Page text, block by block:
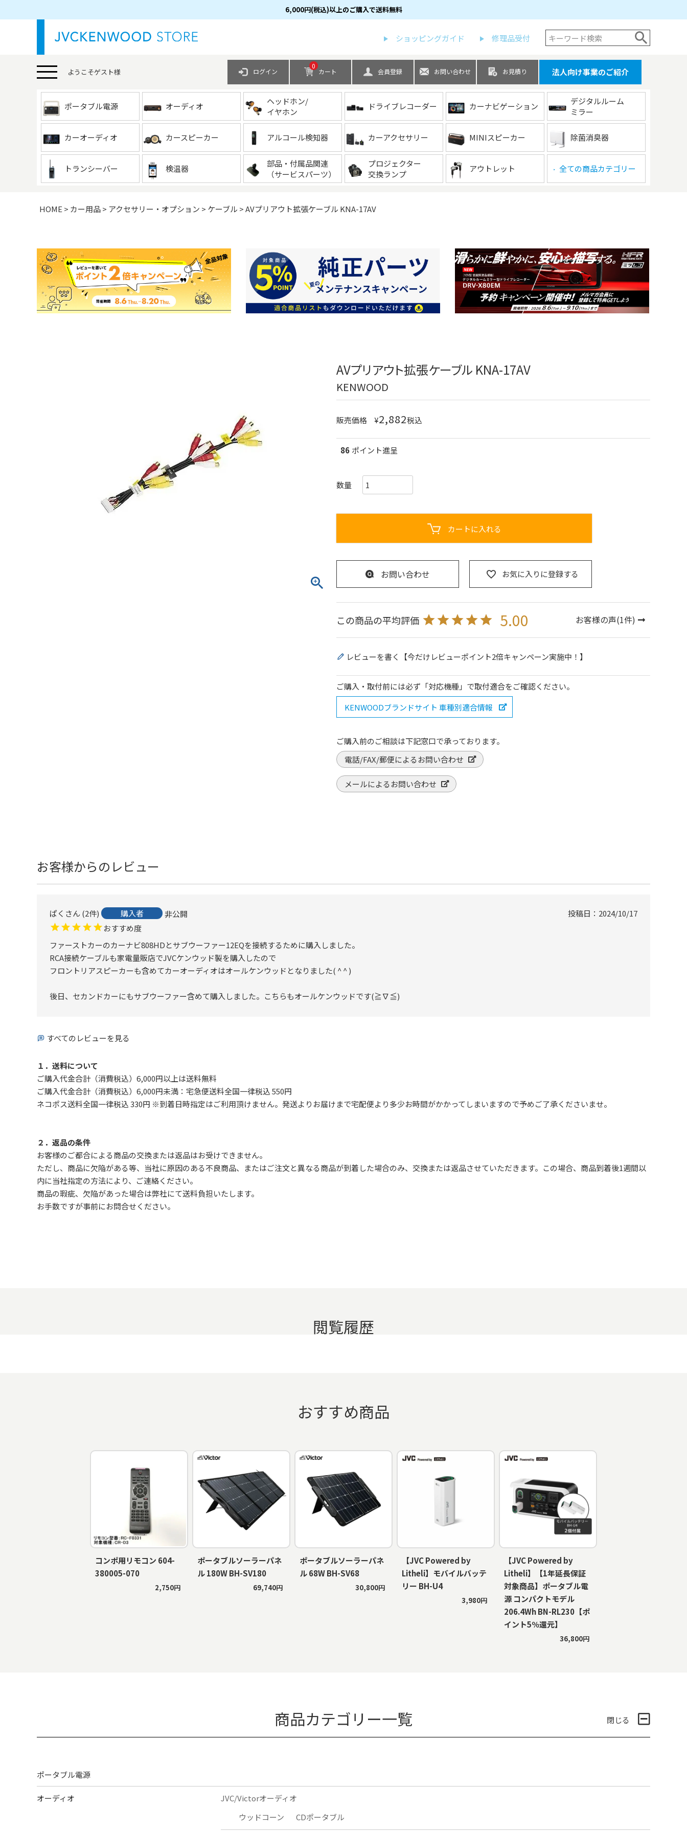
6,000円(税込)以上のご購入で送料無料
ショッピングガイド 修理品受付
検索
ようこそゲスト様 ログイン
0
カート 会員登録 お問い合わせ お見積り 法人向け事業のご紹介
ポータブル電源 オーディオ
ヘッドホン/
イヤホン
ドライブレコーダー カーナビゲーション
デジタルルーム
ミラー
カーオーディオ カースピーカー アルコール検知器 カーアクセサリー MINIスピーカー 除菌消臭器
トランシーバー 検温器
部品・付属品関連
（サービスパーツ）
プロジェクター
交換ランプ
アウトレット ▶ 全ての商品カテゴリー
HOME カー用品 アクセサリー・オプション ケーブル AVプリアウト拡張ケーブル KNA-17AV
AVプリアウト拡張ケーブル KNA-17AV
KENWOOD
販売価格 ¥2,882税込
86 ポイント進呈
お気に入りに登録する
カートに入れる
お問い合わせ
5.00 お客様の声(1件)
レビューを書く【今だけレビューポイント2倍キャンペーン実施中！】
ご購入・取付前には必ず「対応機種」で取付適合をご確認ください。
KENWOODブランドサイト 車種別適合情報
ご購入前のご相談は下記窓口で承っております。
電話/FAX/郵便によるお問い合わせ
メールによるお問い合わせ
お客様からのレビュー
ぱく 2件 購入者 非公開 投稿日
2024/10/17
おすすめ度
ファーストカーのカーナビ808HDとサブウーファー12EQを接続するために購入しました。
RCA接続ケーブルも家電量販店でJVCケンウッド製を購入したので
フロントリアスピーカーも含めてカーオーディオはオールケンウッドとなりました( ^ ^ )
後日、セカンドカーにもサブウーファー含めて購入しました。こちらもオールケンウッドです(≧∇≦)
すべてのレビューを見る
１．送料について
ご購入代金合計（消費税込）6,000円以上は送料無料
ご購入代金合計（消費税込）6,000円未満：宅急便送料全国一律税込 550円
ネコポス送料全国一律税込 330円 ※到着日時指定はご利用頂けません。発送よりお届けまで宅配便より多少お時間がかかってしまいますので予めご了承くださいませ。
２．返品の条件
お客様のご都合による商品の交換または返品はお受けできません。
ただし、 商品に欠陥がある等、当社に原因のある不良商品、またはご注文と異なる商品が到着した場合のみ、交換または返品させていただきます。この場合、商品到着後1週間以
内に当社指定の方法により、ご連絡ください。
商品の瑕疵、欠陥があった場合は弊社にて送料負担いたします。
お手数ですが事前にお問合せください。
閲覧履歴
おすすめ商品
コンポ用リモコン 604-
380005-070
2,750円
ポータブルソーラーパネ
ル 180W BH-SV180
69,740円
ポータブルソーラーパネ
ル 68W BH-SV68
30,800円
【JVC Powered by
Litheli】モバイルバッテ
リー BH-U4
3,980円
【JVC Powered by
Litheli】【1年延長保証
対象商品】ポータブル電
源 コンパクトモデル
206.4Wh BN-RL230【ポ
イント5％還元】
36,800円
商品カテゴリー一覧
ポータブル電源
オーディオ
JVC/Victorオーディオ
ウッドコーン
CDポータブル